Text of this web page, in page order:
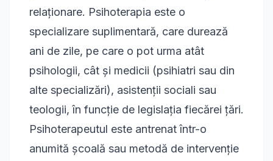
relaționare. Psihoterapia este o
specializare suplimentară, care durează
ani de zile, pe care o pot urma atât
psihologii, cât și medicii (psihiatri sau din
alte specializări), asistenții sociali sau
teologii, în funcție de legislația fiecărei țări.
Psihoterapeutul este antrenat într-o
anumită școală sau metodă de intervenție